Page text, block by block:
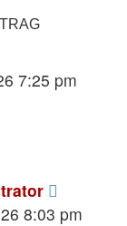
7:25 pm
8:03 pm